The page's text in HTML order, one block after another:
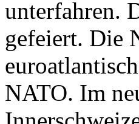
unterfahren.
gefeiert. Die
NATO. Im